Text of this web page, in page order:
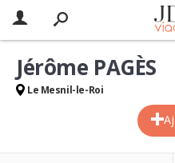
Jérôme PAGÈS
Le Mesnil-le-Roi